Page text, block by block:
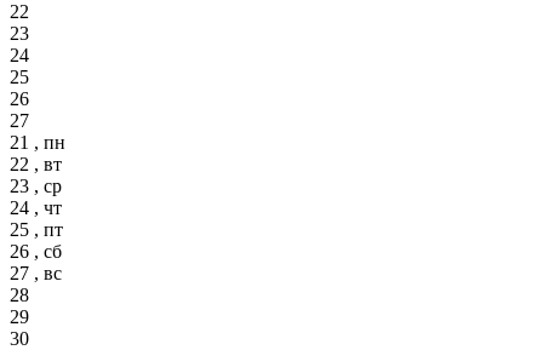
22
23
24
25
26
27
21 , пн
22 , вт
23 , ср
24 , чт
25 , пт
26 , сб
27 , вс
28
29
30